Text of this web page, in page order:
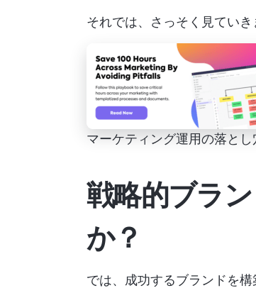
それでは、さっそく見ていき
マーケティング運用の落と
戦略的ブラ
か？
では、成功するブランドを